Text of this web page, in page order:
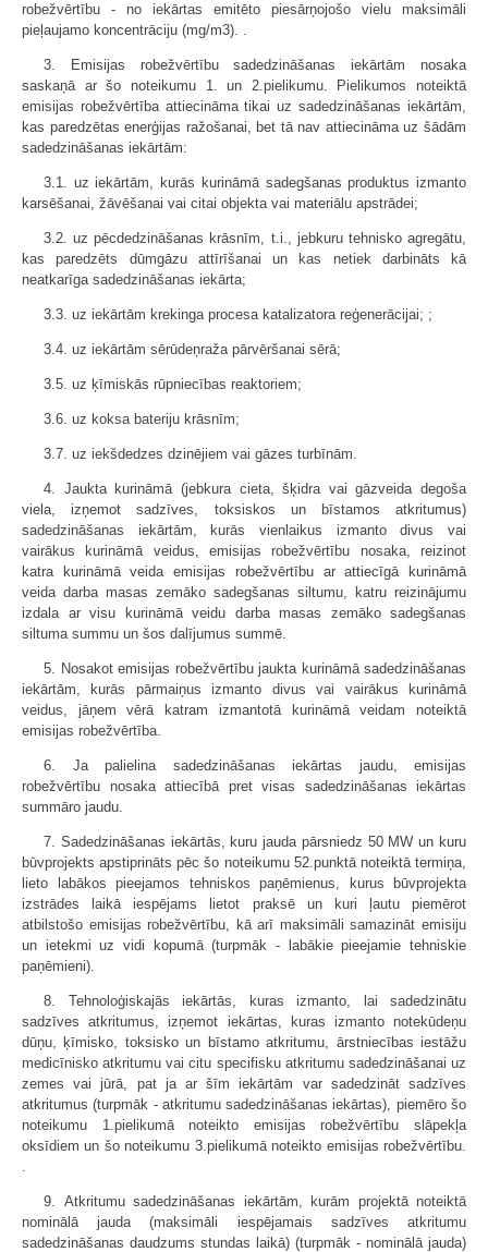
robežvērtību - no iekārtas emitēto piesārņojošo vielu maksimāli
pieļaujamo koncentrāciju (mg/m3). .
3. Emisijas robežvērtību sadedzināšanas iekārtām nosaka
saskaņā ar šo noteikumu 1. un 2.pielikumu. Pielikumos noteiktā
emisijas robežvērtība attiecināma tikai uz sadedzināšanas iekārtām,
kas paredzētas enerģijas ražošanai, bet tā nav attiecināma uz šādām
sadedzināšanas iekārtām:
3.1. uz iekārtām, kurās kurināmā sadegšanas produktus izmanto
karsēšanai, žāvēšanai vai citai objekta vai materiālu apstrādei;
3.2. uz pēcdedzināšanas krāsnīm, t.i., jebkuru tehnisko agregātu,
kas paredzēts dūmgāzu attīrīšanai un kas netiek darbināts kā
neatkarīga sadedzināšanas iekārta;
3.3. uz iekārtām krekinga procesa katalizatora reģenerācijai; ;
3.4. uz iekārtām sērūdeņraža pārvēršanai sērā;
3.5. uz ķīmiskās rūpniecības reaktoriem;
3.6. uz koksa bateriju krāsnīm;
3.7. uz iekšdedzes dzinējiem vai gāzes turbīnām.
4. Jaukta kurināmā (jebkura cieta, šķidra vai gāzveida degoša
viela, izņemot sadzīves, toksiskos un bīstamos atkritumus)
sadedzināšanas iekārtām, kurās vienlaikus izmanto divus vai
vairākus kurināmā veidus, emisijas robežvērtību nosaka, reizinot
katra kurināmā veida emisijas robežvērtību ar attiecīgā kurināmā
veida darba masas zemāko sadegšanas siltumu, katru reizinājumu
izdala ar visu kurināmā veidu darba masas zemāko sadegšanas
siltuma summu un šos dalījumus summē.
5. Nosakot emisijas robežvērtību jaukta kurināmā sadedzināšanas
iekārtām, kurās pārmaiņus izmanto divus vai vairākus kurināmā
veidus, jāņem vērā katram izmantotā kurināmā veidam noteiktā
emisijas robežvērtība.
6. Ja palielina sadedzināšanas iekārtas jaudu, emisijas
robežvērtību nosaka attiecībā pret visas sadedzināšanas iekārtas
summāro jaudu.
7. Sadedzināšanas iekārtās, kuru jauda pārsniedz 50 MW un kuru
būvprojekts apstiprināts pēc šo noteikumu 52.punktā noteiktā termiņa,
lieto labākos pieejamos tehniskos paņēmienus, kurus būvprojekta
izstrādes laikā iespējams lietot praksē un kuri ļautu piemērot
atbilstošo emisijas robežvērtību, kā arī maksimāli samazināt emisiju
un ietekmi uz vidi kopumā (turpmāk - labākie pieejamie tehniskie
paņēmieni).
8. Tehnoloģiskajās iekārtās, kuras izmanto, lai sadedzinātu
sadzīves atkritumus, izņemot iekārtas, kuras izmanto notekūdeņu
dūņu, ķīmisko, toksisko un bīstamo atkritumu, ārstniecības iestāžu
medicīnisko atkritumu vai citu specifisku atkritumu sadedzināšanai uz
zemes vai jūrā, pat ja ar šīm iekārtām var sadedzināt sadzīves
atkritumus (turpmāk - atkritumu sadedzināšanas iekārtas), piemēro šo
noteikumu 1.pielikumā noteikto emisijas robežvērtību slāpekļa
oksīdiem un šo noteikumu 3.pielikumā noteikto emisijas robežvērtību.
.
9. Atkritumu sadedzināšanas iekārtām, kurām projektā noteiktā
nominālā jauda (maksimāli iespējamais sadzīves atkritumu
sadedzināšanas daudzums stundas laikā) (turpmāk - nominālā jauda)